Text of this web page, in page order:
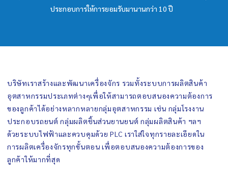
ประกอบการให้การยอมรับมานานกว่า 10 ปี
บริษัทเราสร้างและพัฒนาเครื่องจักร รวมทั้งระบบการผลิตสินค้า
อุตสาหกรรมประเภทต่างๆเพื่อให้สามารถตอบสนองความต้องการ
ของลูกค้าได้อย่างหลากหลายกลุ่มอุตสาหกรรม เช่น กลุ่มโรงงาน
ประกอบรถยนต์ กลุ่มผลิตชิ้นส่วนยานยนต์ กลุ่มผลิตสินค้า ฯลฯ
ด้วยระบบไฟฟ้าและควบคุมด้วย PLC เราใส่ใจทุกรายละเอียดใน
การผลิตเครื่องจักรทุกขั้นตอน เพื่อตอบสนองความต้องการของ
ลูกค้าให้มากที่สุด